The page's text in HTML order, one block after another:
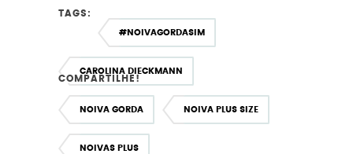
TAGS:
#NOIVAGORDASIM
CAROLINA DIECKMANN
NOIVA GORDA NOIVA PLUS SIZE
NOIVAS PLUS
COMPARTILHE!